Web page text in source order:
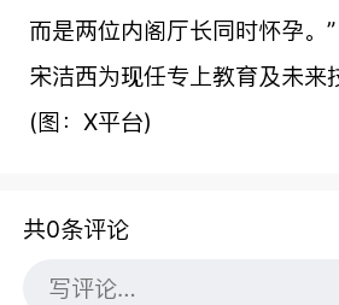
而是两位内阁厅长同时怀孕。”
宋洁西为现任专上教育及未来
(图：X平台)
共0条评论